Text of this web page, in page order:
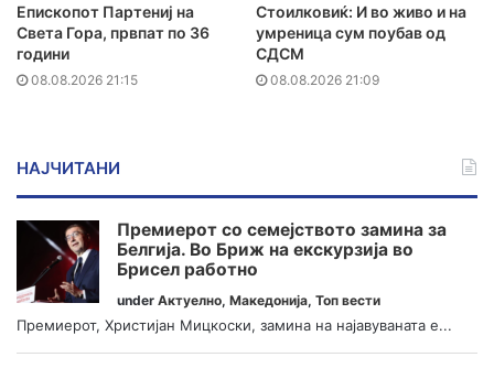
Епископот Партениј на
Света Гора, првпат по 36
години
08.08.2026 21:15
Стоилковиќ: И во живо и на
умреница сум поубав од
СДСМ
08.08.2026 21:09
НАЈЧИТАНИ
Премиерот со семејството замина за
Белгија. Во Бриж на екскурзија во
Брисел работно
under Актуелно, Македонија, Топ вести
Премиерот, Христијан Мицкоски, замина на најавуваната е...